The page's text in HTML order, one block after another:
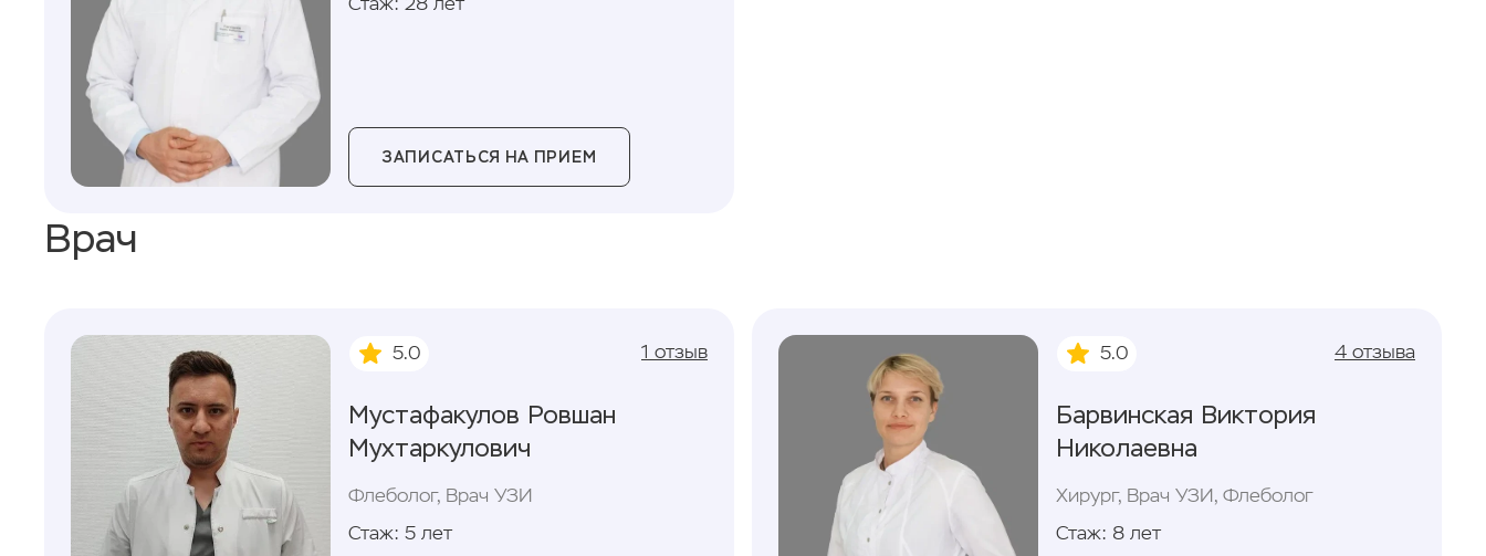
Стаж: 28 лет
ЗАПИСАТЬСЯ НА ПРИЕМ
Врач
5.0 1 отзыв
Мустафакулов Ровшан
Мухтаркулович
Флеболог, Врач УЗИ
Стаж: 5 лет
5.0 4 отзыва
Барвинская Виктория
Николаевна
Хирург, Врач УЗИ, Флеболог
Стаж: 8 лет